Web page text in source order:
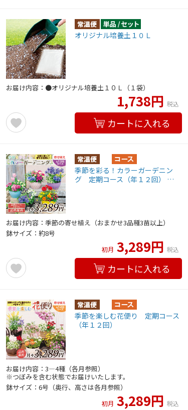
オリジナル培養土１０Ｌ
お届け内容：●オリジナル培養土１０Ｌ（１袋）
1,738円 税込
カートに入れる
季節を彩る！カラーガーデニン
グ 定期コース（年１２回） …
お届け内容：季節の寄せ植え（おまかせ3品種3苗以上）
鉢サイズ：約8号
初月 3,289円 税込
カートに入れる
季節を楽しむ花便り 定期コース
（年１２回）
お届け内容：3―4種（各月参照）
※つぼみを含む状態でお届けいたします。
鉢サイズ：6号（奥行、高さは各月参照）
初月 3,289円 税込